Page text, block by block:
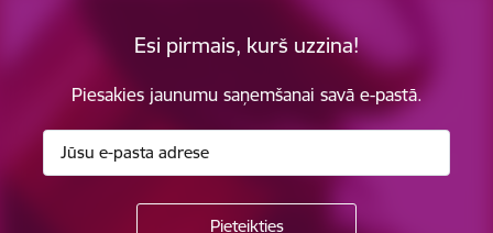
Esi pirmais, kurš uzzina!
Piesakies jaunumu saņemšanai savā e-pastā.